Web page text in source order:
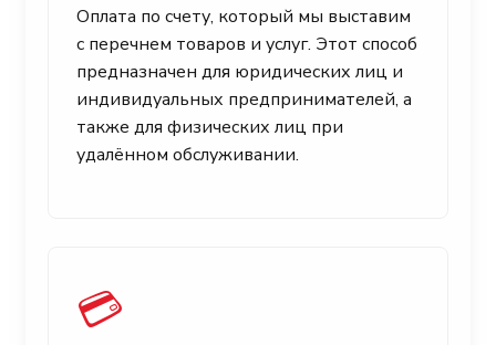
Оплата по счету, который мы выставим
с перечнем товаров и услуг. Этот способ
предназначен для юридических лиц и
индивидуальных предпринимателей, а
также для физических лиц при
удалённом обслуживании.
💳